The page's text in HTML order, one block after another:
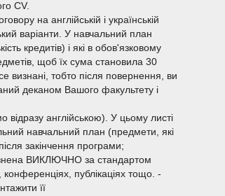
CV.
на англійській і українській
варіанти. У навчальний план
кредитів) і які в обов'язковому
щоб їх сума становила 30
визнані, тобто після повернення, ви
деканом Вашого факультету і
англійською). У цьому листі
навчальний план (предмети, які
закінчення програми;
ВИКЛЮЧНО за стандартом
публікаціях тощо. -
її